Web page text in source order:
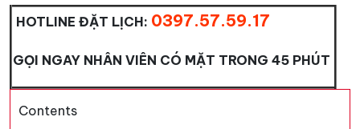
HOTLINE ĐẶT LỊCH: 0397.57.59.17
GỌI NGAY NHÂN VIÊN CÓ MẶT TRONG 45 PHÚT
Contents